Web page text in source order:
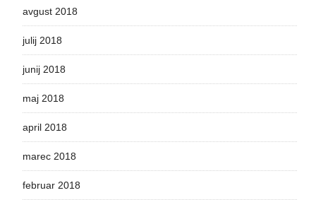
avgust 2018
julij 2018
junij 2018
maj 2018
april 2018
marec 2018
februar 2018